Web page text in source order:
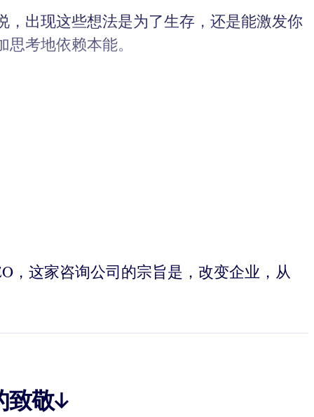
出现这些想法是为了生存，还是能激发你
考地依赖本能。
，这家咨询公司的宗旨是，改变企业，从
致敬↓